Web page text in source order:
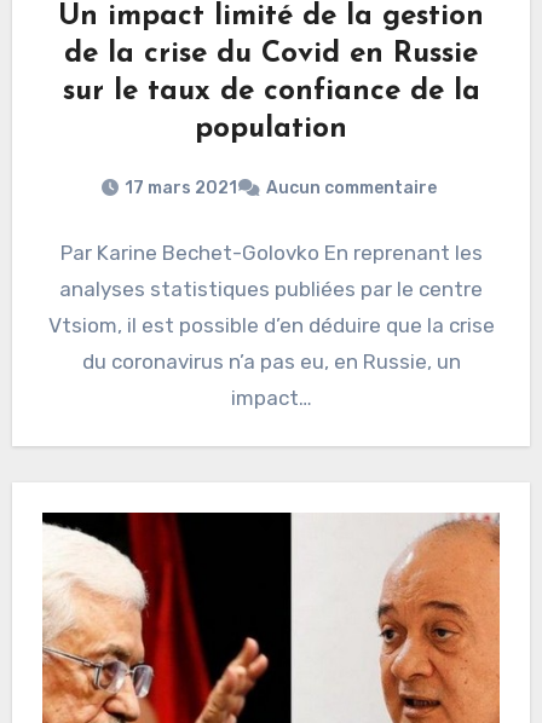
Un impact limité de la gestion
de la crise du Covid en Russie
sur le taux de confiance de la
population
17 mars 2021 Aucun commentaire
Par Karine Bechet-Golovko En reprenant les
analyses statistiques publiées par le centre
Vtsiom, il est possible d’en déduire que la crise
du coronavirus n’a pas eu, en Russie, un
impact…